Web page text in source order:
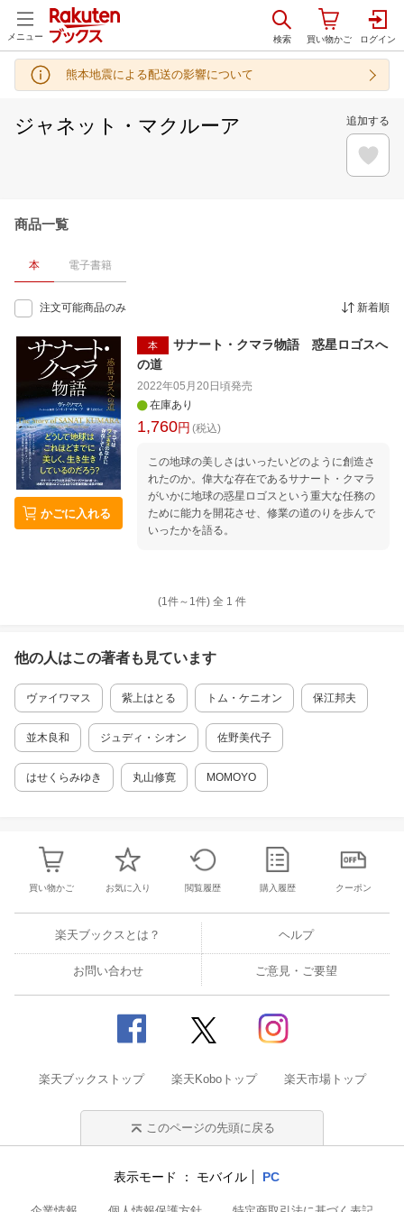
メニュー
熊本地震による配送の影響について
ジャネット・マクルーア 追加する
商品一覧
本 電子書籍
注文可能商品のみ 新着順
かごに入れる
本
サナート・クマラ物語 惑星ロゴスへ
の道
2022年05月20日頃発売
在庫あり
1,760円 (税込)
この地球の美しさはいったいどのように創造さ
れたのか。偉大な存在であるサナート・クマラ
がいかに地球の惑星ロゴスという重大な任務の
ために能力を開花させ、修業の道のりを歩んで
いったかを語る。
(1件～ 1件) 全 1 件
他の人はこの著者も見ています
ヴァイワマス 紫上はとる トム・ケニオン 保江邦夫
並木良和 ジュディ・シオン 佐野美代子
はせくらみゆき 丸山修寛 MOMOYO
買い物かご お気に入り 閲覧履歴 購入履歴 クーポン
楽天ブックスとは？ ヘルプ
お問い合わせ ご意見・ご要望
楽天ブックストップ 楽天Koboトップ 楽天市場トップ
このページの先頭に戻る
表示モード モバイル PC